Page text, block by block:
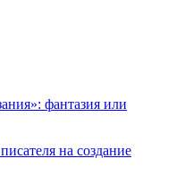
фантазия или
на создание